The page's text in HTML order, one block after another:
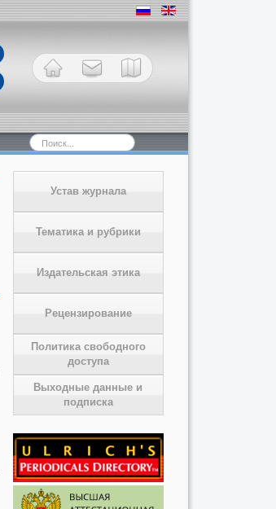
Искать...
Устав журнала
Тематика и рубрики
Издательская этика
Рецензирование
Политика свободного
доступа
Выходные данные и
подписка